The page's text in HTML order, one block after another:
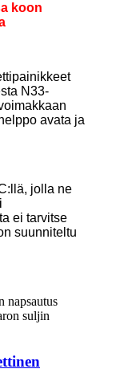
koon
N33-
avata ja
jolla ne
ei tarvitse
suunniteltu